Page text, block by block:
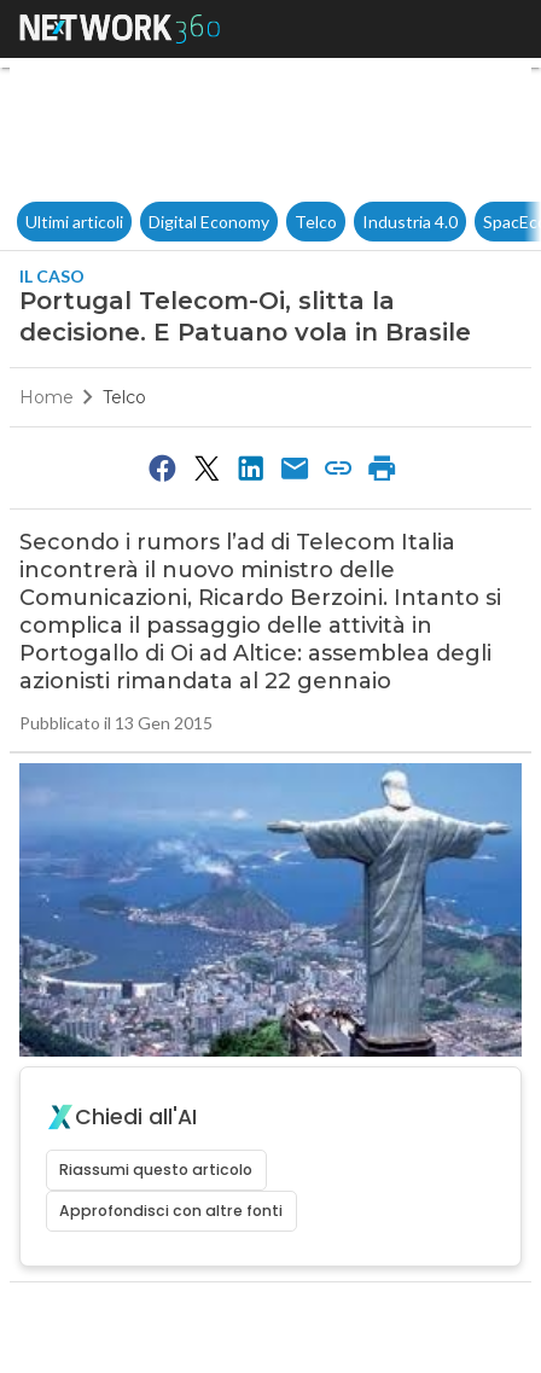
Portugal Telecom-Oi, slitta la
Ultimi articoli Digital Economy Telco Industria 4.0
IL CASO
Portugal Telecom-Oi, slitta la
decisione. E Patuano vola in Brasile
Home Telco
Secondo i rumors l’ad di Telecom Italia
incontrerà il nuovo ministro delle
Comunicazioni, Ricardo Berzoini. Intanto si
complica il passaggio delle attività in
Portogallo di Oi ad Altice: assemblea degli
azionisti rimandata al 22 gennaio
Pubblicato il 13 Gen 2015
Chiedi all'AI
Riassumi questo articolo
Approfondisci con altre fonti